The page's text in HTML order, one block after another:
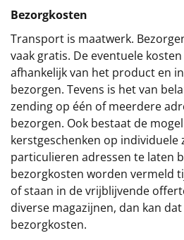
Bezorgkosten
Transport is maatwerk.
vaak gratis. De eventuele
afhankelijk van het product en
bezorgen. Tevens is het van
zending op één of meerdere
bezorgen. Ook bestaat de
kerstgeschenken op individuele
particulieren adressen te laten
bezorgkosten worden vermeld
of staan in de vrijblijvende
diverse magazijnen, dan kan
bezorgkosten.